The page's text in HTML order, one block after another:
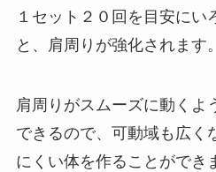
１セット２０回を目安にい
と、肩周りが強化されます。
肩周りがスムーズに動くよ
できるので、可動域も広く
にくい体を作ることができ